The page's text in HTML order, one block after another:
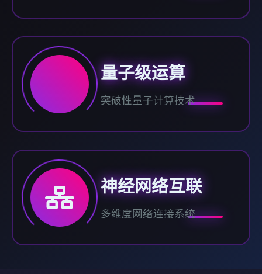
量子级运算
突破性量子计算技术
神经网络互联
多维度网络连接系统